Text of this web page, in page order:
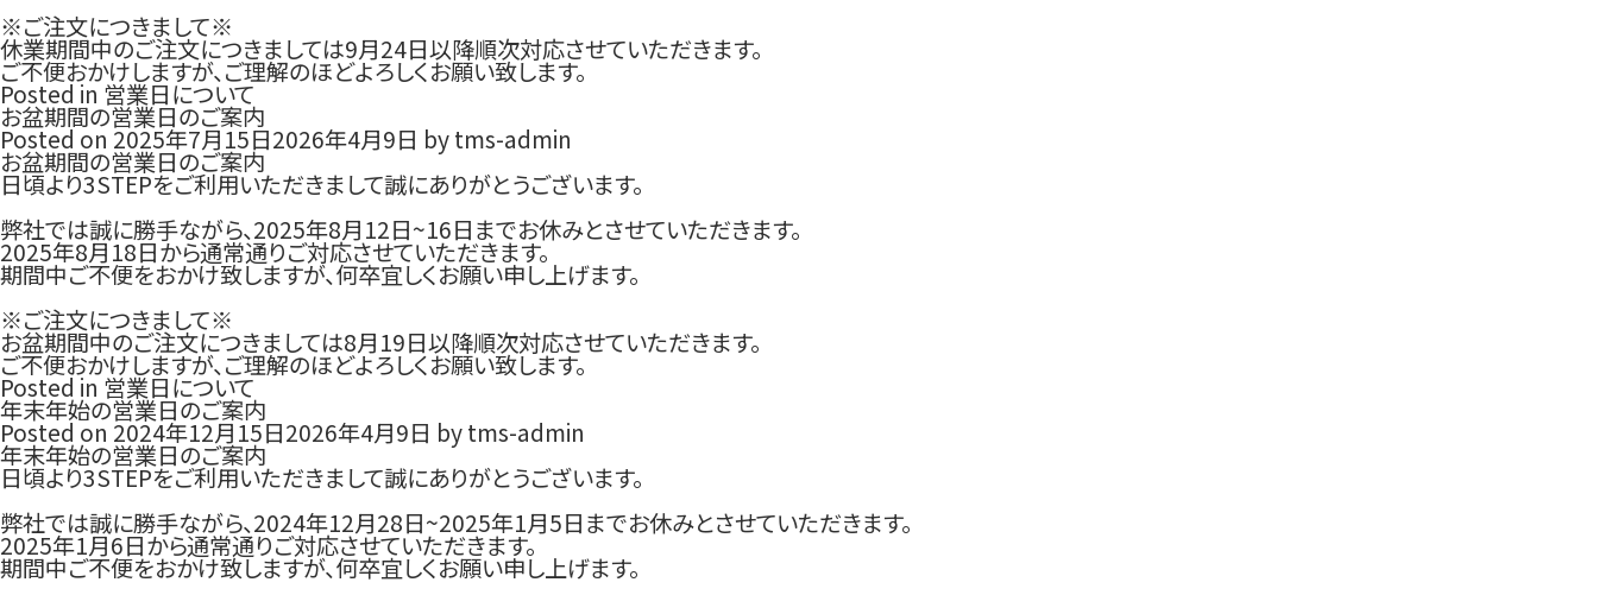
※ご注文につきまして※
休業期間中のご注文につきましては9月24日以降順次対応させていただきます。
ご不便おかけしますが、ご理解のほどよろしくお願い致します。
Posted in 営業日について
お盆期間の営業日のご案内
Posted on 2025年7月15日2026年4月9日 bytms-admin
お盆期間の営業日のご案内
日頃より3STEPをご利用いただきまして誠にありがとうございます。
弊社では誠に勝手ながら、2025年8月12日~16日までお休みとさせていただきます。
2025年8月18日から通常通りご対応させていただきます。
期間中ご不便をおかけ致しますが、何卒宜しくお願い申し上げます。
※ご注文につきまして※
お盆期間中のご注文につきましては8月19日以降順次対応させていただきます。
ご不便おかけしますが、ご理解のほどよろしくお願い致します。
Posted in 営業日について
年末年始の営業日のご案内
Posted on 2024年12月15日2026年4月9日 bytms-admin
年末年始の営業日のご案内
日頃より3STEPをご利用いただきまして誠にありがとうございます。
弊社では誠に勝手ながら、2024年12月28日~2025年1月5日までお休みとさせていただきます。
2025年1月6日から通常通りご対応させていただきます。
期間中ご不便をおかけ致しますが、何卒宜しくお願い申し上げます。